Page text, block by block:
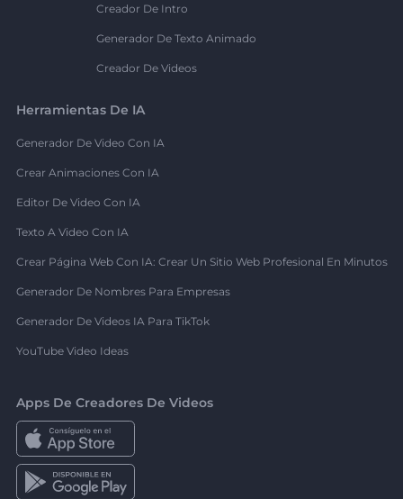
Creador De Intro
Generador De Texto Animado
Creador De Videos
Herramientas De IA
Generador De Video Con IA
Crear Animaciones Con IA
Editor De Video Con IA
Texto A Video Con IA
Crear Página Web Con IA: Crear Un Sitio Web Profesional En Minutos
Generador De Nombres Para Empresas
Generador De Videos IA Para TikTok
YouTube Video Ideas
Apps De Creadores De Videos